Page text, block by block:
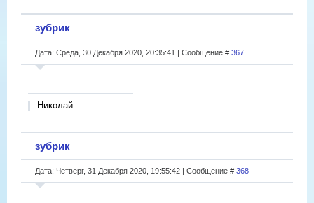
зубрик
Дата: Среда, 30 Декабря 2020, 20:35:41 | Сообщение # 367
Николай
зубрик
Дата: Четверг, 31 Декабря 2020, 19:55:42 | Сообщение # 368